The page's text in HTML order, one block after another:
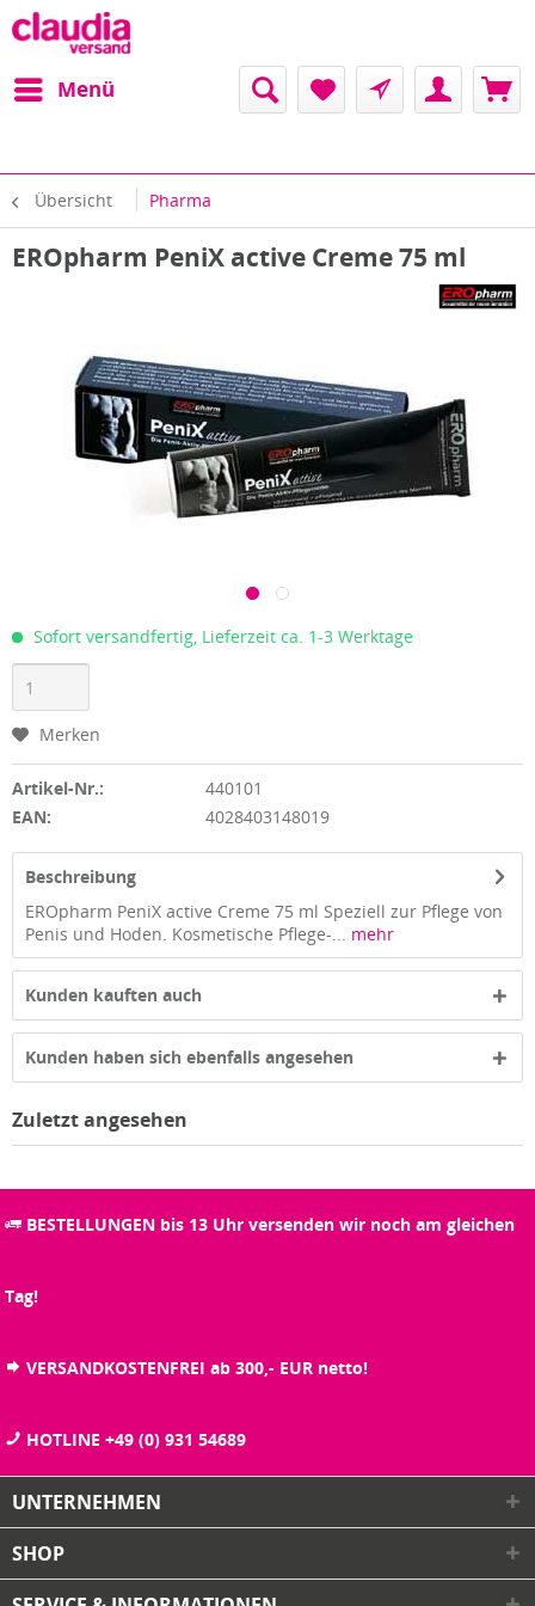
Menü
Übersicht Pharma
EROpharm PeniX active Creme 75 ml
Sofort versandfertig, Lieferzeit ca. 1-3 Werktage
Merken
Artikel-Nr.:
440101
EAN:
4028403148019
Beschreibung
EROpharm PeniX active Creme 75 ml Speziell zur Pflege von
Penis und Hoden. Kosmetische Pflege-... mehr
Kunden kauften auch
Kunden haben sich ebenfalls angesehen
Zuletzt angesehen
BESTELLUNGEN bis 13 Uhr versenden wir noch am gleichen
Tag!
VERSANDKOSTENFREI ab 300,- EUR netto!
HOTLINE +49 (0) 931 54689
UNTERNEHMEN
SHOP